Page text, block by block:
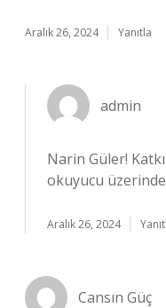
Aralık 26, 2024 Yanıtla
admin
Narin Güler!
okuyucu
Aralık 26, 2024
Cansın Güç